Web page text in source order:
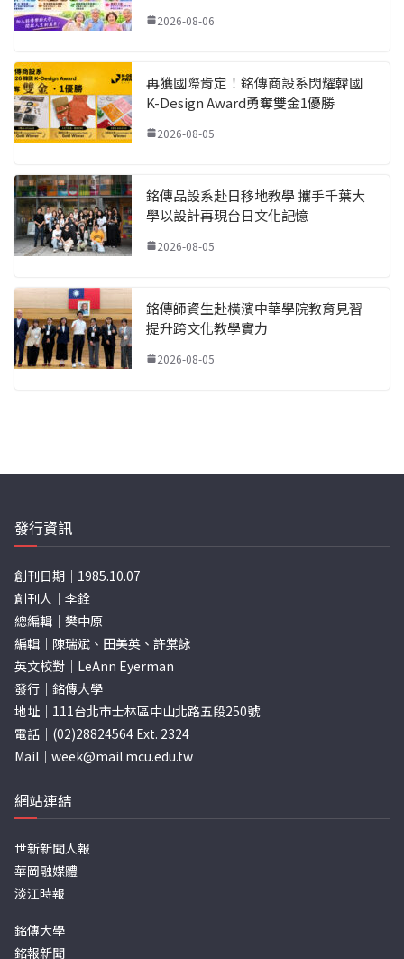
2026-08-06
再獲國際肯定！銘傳商設系閃耀韓國
K-Design Award勇奪雙金1優勝
2026-08-05
銘傳品設系赴日移地教學 攜手千葉大
學以設計再現台日文化記憶
2026-08-05
銘傳師資生赴橫濱中華學院教育見習
提升跨文化教學實力
2026-08-05
發行資訊
創刊日期｜1985.10.07
創刊人｜李銓
總編輯｜樊中原
編輯｜陳瑞斌、田美英、許棠詠
英文校對｜LeAnn Eyerman
發行｜銘傳大學
地址｜111台北市士林區中山北路五段250號
電話｜(02)28824564 Ext. 2324
Mail｜ week@mail.mcu.edu.tw
網站連結
世新新聞人報
華岡融媒體
淡江時報
銘傳大學
銘報新聞